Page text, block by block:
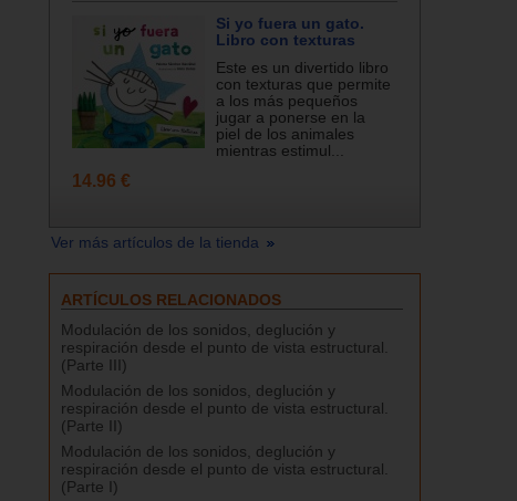
Si yo fuera un gato.
Libro con texturas
Este es un divertido libro
con texturas que permite
a los más pequeños
jugar a ponerse en la
piel de los animales
mientras estimul...
14.96 €
Ver más artículos de la tienda
ARTÍCULOS RELACIONADOS
Modulación de los sonidos, deglución y
respiración desde el punto de vista estructural.
(Parte III)
Modulación de los sonidos, deglución y
respiración desde el punto de vista estructural.
(Parte II)
Modulación de los sonidos, deglución y
respiración desde el punto de vista estructural.
(Parte I)